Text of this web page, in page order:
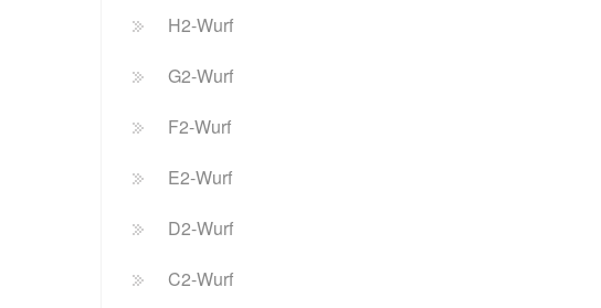
H2-Wurf
G2-Wurf
F2-Wurf
E2-Wurf
D2-Wurf
C2-Wurf